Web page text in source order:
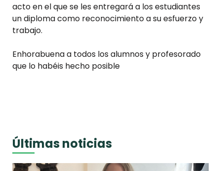
acto en el que se les entregará a los estudiantes
un diploma como reconocimiento a su esfuerzo y
trabajo.
Enhorabuenaa todos los alumnos y profesorado
que lo habéis hecho posible
Últimas noticias